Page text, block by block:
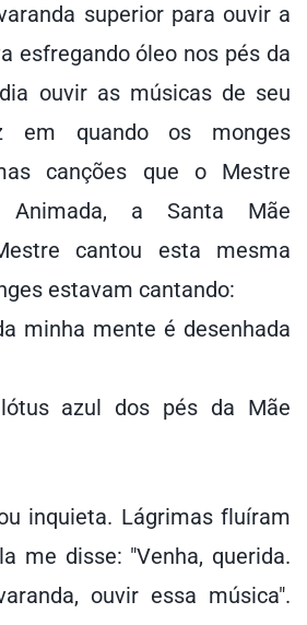
superior para ouvir a
esfregando óleo nos pés da
ouvir as músicas de seu
em quando os monges
canções que o Mestre
Animada, a Santa Mãe
cantou esta mesma
estavam cantando:
minha mente é desenhada
azul dos pés da Mãe
inquieta. Lágrimas fluíram
me disse: "Venha, querida.
ouvir essa música".